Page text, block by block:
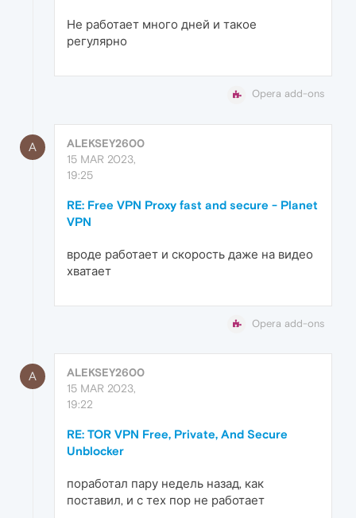
Не работает много дней и такое
регулярно
Opera add-ons
A
ALEKSEY2600
15 MAR 2023,
19:25
RE: Free VPN Proxy fast and secure - Planet
VPN
вроде работает и скорость даже на видео
хватает
Opera add-ons
A
ALEKSEY2600
15 MAR 2023,
19:22
RE: TOR VPN Free, Private, And Secure
Unblocker
поработал пару недель назад, как
поставил, и с тех пор не работает